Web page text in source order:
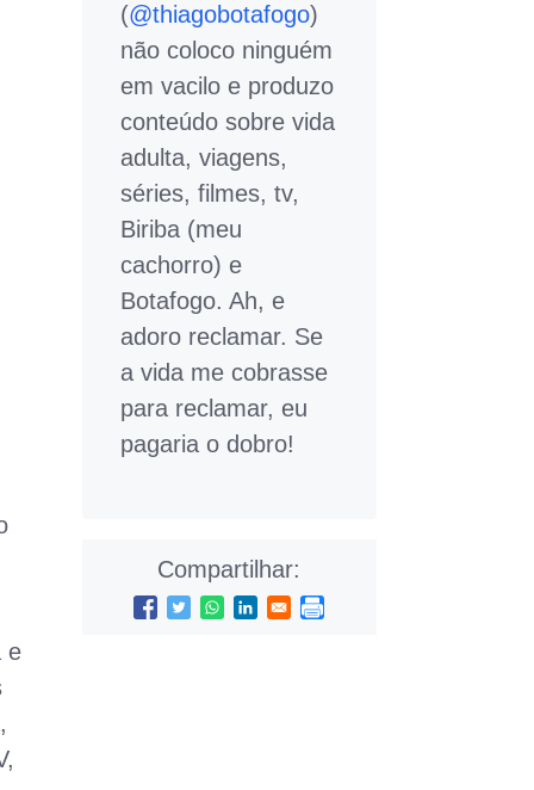
e
(@thiagobotafogo)
não coloco ninguém
em vacilo e produzo
conteúdo sobre vida
adulta, viagens,
séries, filmes, tv,
Biriba (meu
cachorro) e
Botafogo. Ah, e
adoro reclamar. Se
a vida me cobrasse
para reclamar, eu
pagaria o dobro!
Compartilhar: